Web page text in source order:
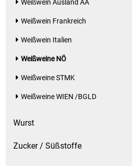
Weißwein Ausland AA
Weißwein Frankreich
Weißwein Italien
Weißweine NÖ
Weißweine STMK
Weißweine WIEN /BGLD
Wurst
Zucker / Süßstoffe